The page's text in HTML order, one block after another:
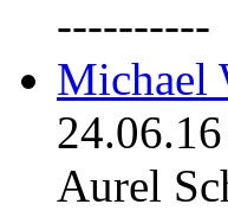
----------
Michael
24.06.16
Aurel